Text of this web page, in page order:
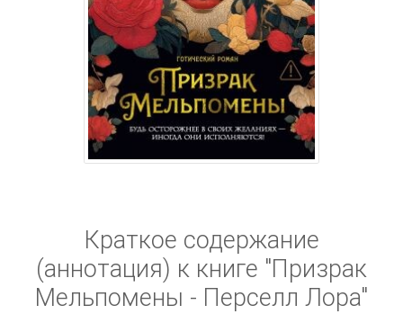
Краткое содержание
(аннотация) к книге "Призрак
Мельпомены - Перселл Лора"